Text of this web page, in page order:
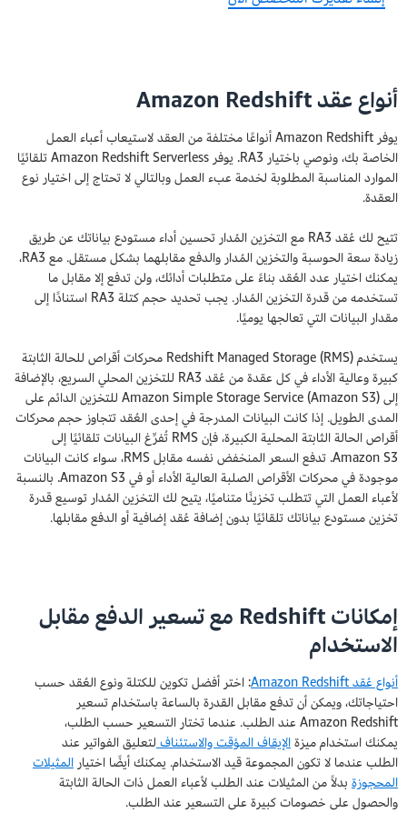
أنواع عقد Amazon Redshift
يوفر Amazon Redshift أنواعًا مختلفة من العقد لاستيعاب أعباء العمل
الخاصة بك، ونوصي باختيار RA3. يوفر Amazon Redshift Serverless تلقائيًا
الموارد المناسبة المطلوبة لخدمة عبء العمل وبالتالي لا تحتاج إلى اختيار نوع
العقدة.
تتيح لك عُقد RA3 مع التخزين المُدار تحسين أداء مستودع بياناتك عن طريق
زيادة سعة الحوسبة والتخزين المُدار والدفع مقابلهما بشكل مستقل. مع RA3،
يمكنك اختيار عدد العُقد بناءً على متطلبات أدائك، ولن تدفع إلا مقابل ما
تستخدمه من قدرة التخزين المُدار. يجب تحديد حجم كتلة RA3 استنادًا إلى
مقدار البيانات التي تعالجها يوميًا.
يستخدم Redshift Managed Storage (RMS) محركات أقراص للحالة الثابتة
كبيرة وعالية الأداء في كل عقدة من عُقد RA3 للتخزين المحلي السريع، بالإضافة
إلى Amazon Simple Storage Service (Amazon S3) للتخزين الدائم على
المدى الطويل. إذا كانت البيانات المدرجة في إحدى العُقد تتجاوز حجم محركات
أقراص الحالة الثابتة المحلية الكبيرة، فإن RMS تُفرِّغ البيانات تلقائيًا إلى
Amazon S3. تدفع السعر المنخفض نفسه مقابل RMS، سواء كانت البيانات
موجودة في محركات الأقراص الصلبة العالية الأداء أو في Amazon S3. بالنسبة
لأعباء العمل التي تتطلب تخزينًا متناميًا، يتيح لك التخزين المُدار توسيع قدرة
تخزين مستودع بياناتك تلقائيًا بدون إضافة عُقد إضافية أو الدفع مقابلها.
إمكانات Redshift مع تسعير الدفع مقابل
الاستخدام
أنواع عُقد Amazon Redshift
: اختر أفضل تكوين للكتلة ونوع العُقد حسب
احتياجاتك، ويمكن أن تدفع مقابل القدرة بالساعة باستخدام تسعير
Amazon Redshift عند الطلب. عندما تختار التسعير حسب الطلب،
يمكنك استخدام ميزةالإيقاف المؤقت والاستئناف لتعليق الفواتير عند
الطلب عندما لا تكون المجموعة قيد الاستخدام. يمكنك أيضًا اختيار المثيلات
المحجوزة بدلاً من المثيلات عند الطلب لأعباء العمل ذات الحالة الثابتة
والحصول على خصومات كبيرة على التسعير عند الطلب.